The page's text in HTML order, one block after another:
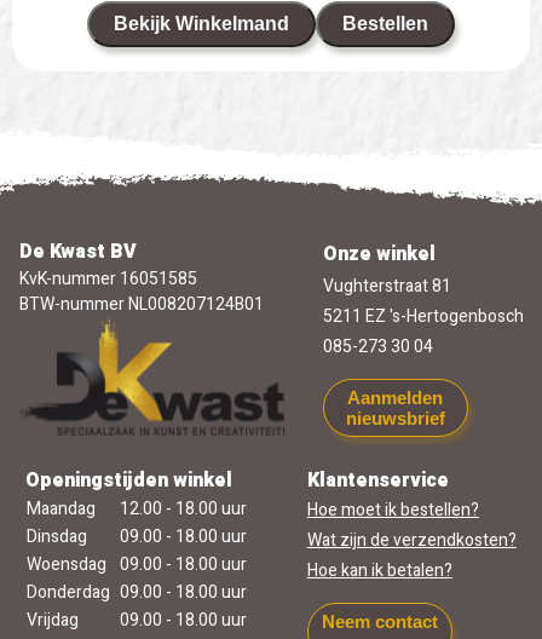
Bekijk Winkelmand Bestellen
De Kwast BV
KvK-nummer 16051585
BTW-nummer NL008207124B01
Onze winkel
Vughterstraat 81
5211 EZ 's-Hertogenbosch
085-273 30 04
Aanmelden
nieuwsbrief
Openingstijden winkel
Maandag
12.00 - 18.00 uur
Dinsdag
09.00 - 18.00 uur
Woensdag 09.00 - 18.00 uur
Donderdag 09.00 - 18.00 uur
Vrijdag
09.00 - 18.00 uur
Klantenservice
Hoe moet ik bestellen?
Wat zijn de verzendkosten?
Hoe kan ik betalen?
Neem contact